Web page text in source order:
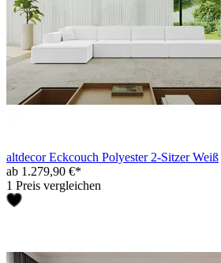
altdecor Eckcouch Polyester 2-Sitzer Weiß
ab 1.279,90 €*
1 Preis vergleichen